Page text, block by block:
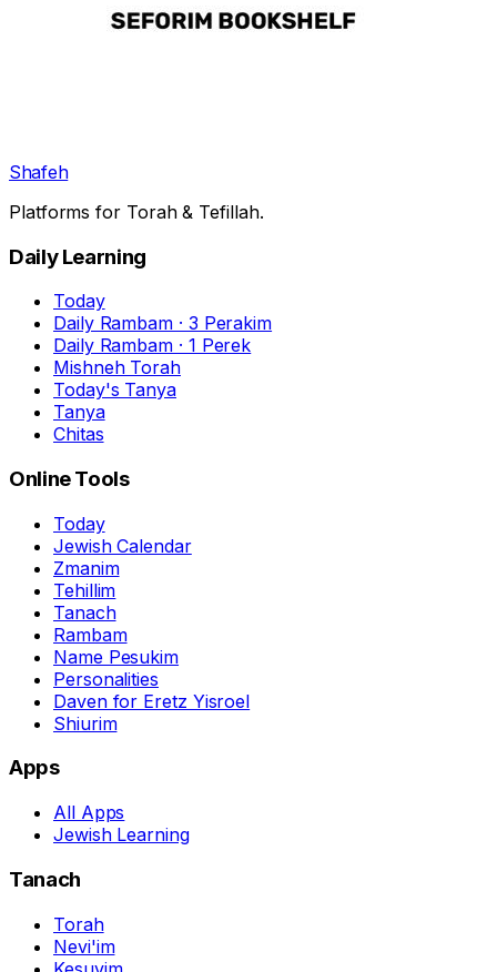
Shafeh
Platforms for Torah & Tefillah.
Daily Learning
Today
Daily Rambam · 3 Perakim
Daily Rambam · 1 Perek
Mishneh Torah
Today's Tanya
Tanya
Chitas
Online Tools
Today
Jewish Calendar
Zmanim
Tehillim
Tanach
Rambam
Name Pesukim
Personalities
Daven for Eretz Yisroel
Shiurim
Apps
All Apps
Jewish Learning
Tanach
Torah
Nevi'im